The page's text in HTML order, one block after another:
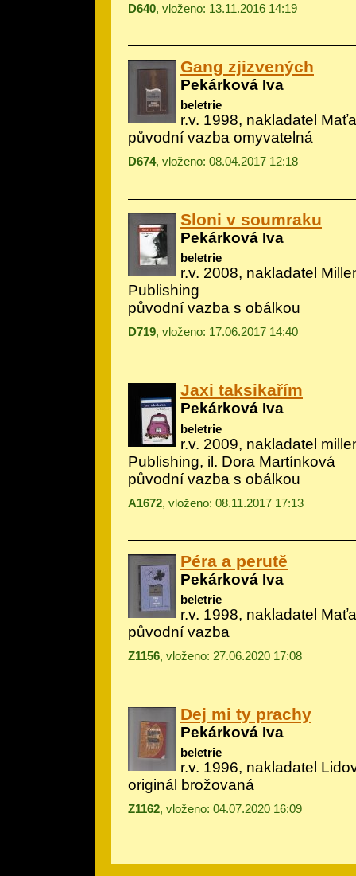
D640, vloženo: 13.11.2016 14:19
Gang zjizvených
Pekárková Iva
beletrie
r.v. 1998, nakladatel Maťa
původní vazba omyvatelná
D674, vloženo: 08.04.2017 12:18
Sloni v soumraku
Pekárková Iva
beletrie
r.v. 2008, nakladatel
Publishing
původní vazba s obálkou
D719, vloženo: 17.06.2017 14:40
Jaxi taksikařím
Pekárková Iva
beletrie
r.v. 2009, nakladatel
Publishing, il. Dora Martínková
původní vazba s obálkou
A1672, vloženo: 08.11.2017 17:13
Péra a perutě
Pekárková Iva
beletrie
r.v. 1998, nakladatel Maťa
původní vazba
Z1156, vloženo: 27.06.2020 17:08
Dej mi ty prachy
Pekárková Iva
beletrie
r.v. 1996, nakladatel
originál brožovaná
Z1162, vloženo: 04.07.2020 16:09